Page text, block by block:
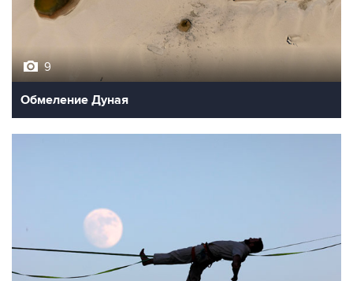
9
Обмеление Дуная